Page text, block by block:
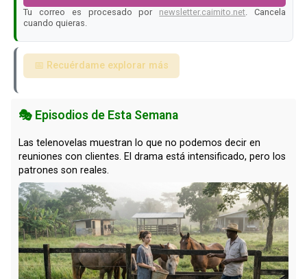
Tu correo es procesado por newsletter.caimito.net . Cancela
cuando quieras.
📅 Recuérdame explorar más
🎭 Episodios de Esta Semana
Las telenovelas muestran lo que no podemos decir en
reuniones con clientes. El drama está intensificado, pero los
patrones son reales.